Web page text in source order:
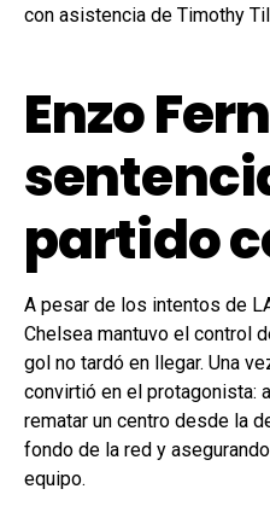
con asistencia de Timothy
Enzo
partido
A pesar de los intentos de
Chelsea mantuvo el control
gol no tardó en llegar. Una
convirtió en el protagonista:
rematar un centro desde la
fondo de la red y
equipo.